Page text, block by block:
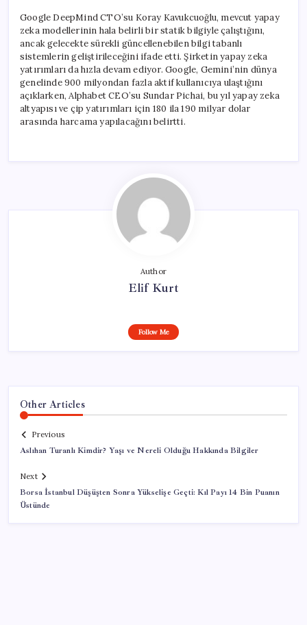
Google DeepMind CTO’su Koray Kavukcuoğlu, mevcut yapay
zeka modellerinin hala belirli bir statik bilgiyle çalıştığını,
ancak gelecekte sürekli güncellenebilen bilgi tabanlı
sistemlerin geliştirileceğini ifade etti. Şirketin yapay zeka
yatırımları da hızla devam ediyor. Google, Gemini’nin dünya
genelinde 900 milyondan fazla aktif kullanıcıya ulaştığını
açıklarken, Alphabet CEO’su Sundar Pichai, bu yıl yapay zeka
altyapısı ve çip yatırımları için 180 ila 190 milyar dolar
arasında harcama yapılacağını belirtti.
Author
Elif Kurt
Follow Me
Other Articles
Previous
Aslıhan Turanlı Kimdir? Yaşı ve Nereli Olduğu Hakkında Bilgiler
Next
Borsa İstanbul Düşüşten Sonra Yükselişe Geçti: Kıl Payı 14 Bin Puanın
Üstünde